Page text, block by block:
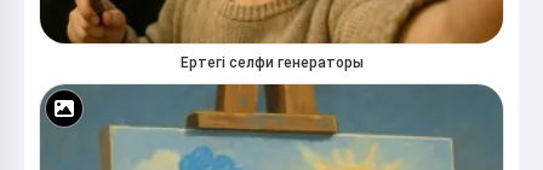
Ертегі селфи генераторы